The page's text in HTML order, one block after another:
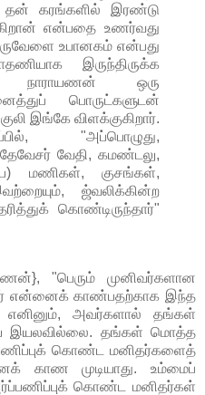
தன் கரங்களில் இரண்டு
என்பதை உணர்வது
உபானகம் என்பது
இருந்திருக்க
நாராயணன் ஒரு
பொருட்களுடன்
இங்கே விளக்குகிறார்.
"அப்பொழுது,
வேதி, கமண்டலு,
மணிகள், குசங்கள்,
ஜ்வலிக்கின்ற
கொண்டிருந்தார்"
"பெரும் முனிவர்களான
என்னைக் காண்பதற்காக இந்த
எனினும், அவர்களால் தங்கள்
இயலவில்லை. தங்கள் மொத்த
கொண்ட மனிதர்களைத்
காண முடியாது. உம்மைப்
கொண்ட மனிதர்கள்